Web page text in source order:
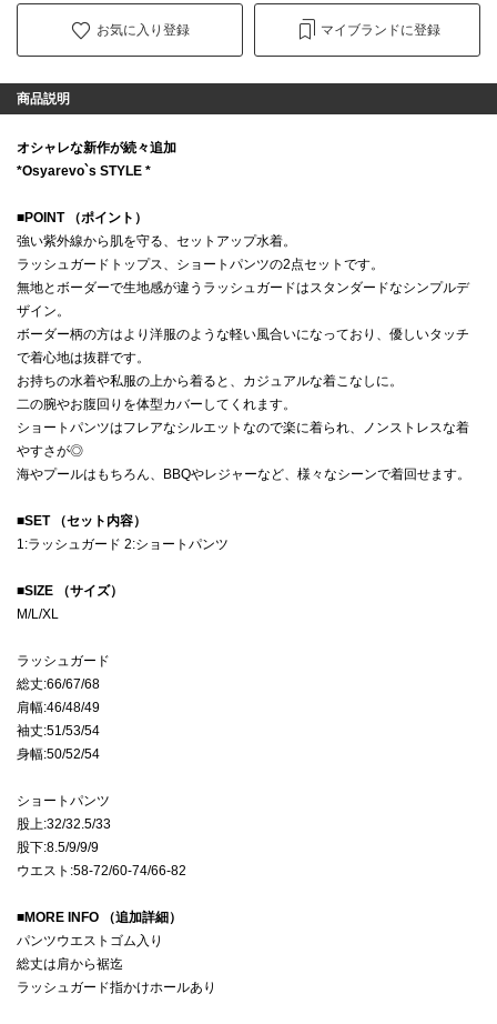
お気に入り登録 マイブランドに登録
商品説明
オシャレな新作が続々追加
*Osyarevo`s STYLE *
■POINT （ポイント）
強い紫外線から肌を守る、セットアップ水着。
ラッシュガードトップス、ショートパンツの2点セットです。
無地とボーダーで生地感が違うラッシュガードはスタンダードなシンプルデ
ザイン。
ボーダー柄の方はより洋服のような軽い風合いになっており、優しいタッチ
で着心地は抜群です。
お持ちの水着や私服の上から着ると、カジュアルな着こなしに。
二の腕やお腹回りを体型カバーしてくれます。
ショートパンツはフレアなシルエットなので楽に着られ、ノンストレスな着
やすさが◎
海やプールはもちろん、BBQやレジャーなど、様々なシーンで着回せます。
■SET （セット内容）
1:ラッシュガード 2:ショートパンツ
■SIZE （サイズ）
M/L/XL
ラッシュガード
総丈:66/67/68
肩幅:46/48/49
袖丈:51/53/54
身幅:50/52/54
ショートパンツ
股上:32/32.5/33
股下:8.5/9/9/9
ウエスト:58-72/60-74/66-82
■MORE INFO （追加詳細）
パンツウエストゴム入り
総丈は肩から裾迄
ラッシュガード指かけホールあり